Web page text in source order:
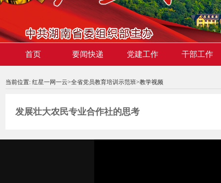
首页 要闻快递 党建工作 干部工作
当前位置: 红星一网一云>全省党员教育培训示范班>教学视频
发展壮大农民专业合作社的思考
00:00:00 / 00:00